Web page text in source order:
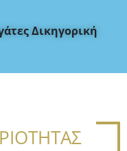
Δικηγορική